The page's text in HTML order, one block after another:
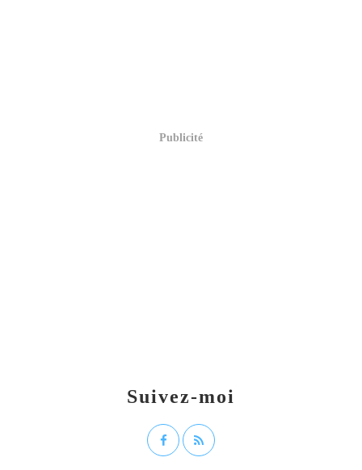
Suivez-moi
Publicité